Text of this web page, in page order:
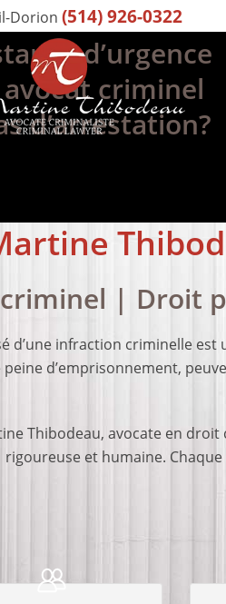
Dorion (514) 926-0322
d’une
d’urgence
avocat criminel
d’arrestation?
| Droit
d’une infraction criminelle
peine d’emprisonnement,
Thibodeau, avocate en
rigoureuse et humaine.